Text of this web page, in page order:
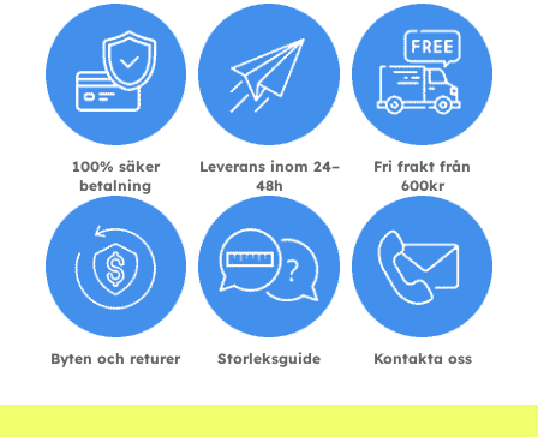
100% säker
betalning
Leverans inom 24–
48h
Fri frakt från
600kr
Byten och returer Storleksguide Kontakta oss